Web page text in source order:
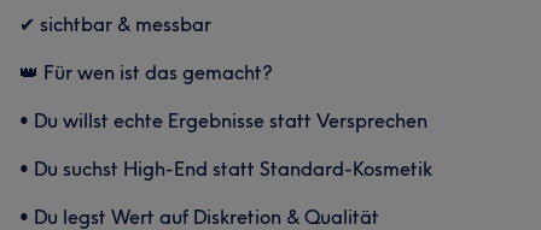
✔ sichtbar & messbar
👑 Für wen ist das gemacht?
• Du willst echte Ergebnisse statt Versprechen
• Du suchst High-End statt Standard-Kosmetik
• Du legst Wert auf Diskretion & Qualität